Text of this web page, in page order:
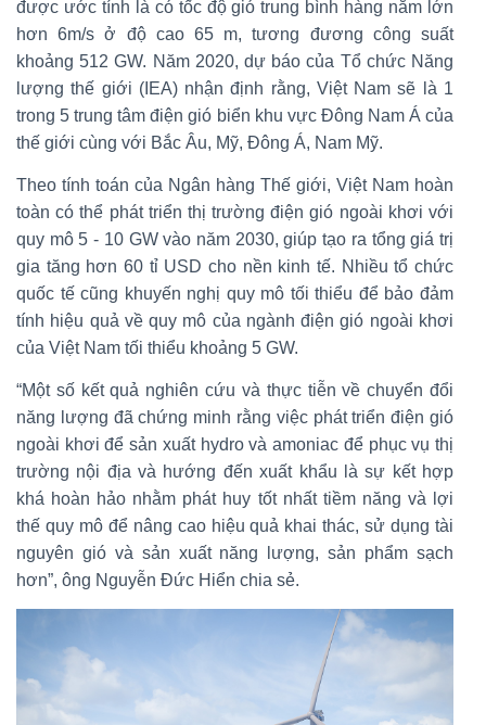
được ước tính là có tốc độ gió trung bình hàng năm lớn
hơn 6m/s ở độ cao 65 m, tương đương công suất
khoảng 512 GW. Năm 2020, dự báo của Tổ chức Năng
lượng thế giới (IEA) nhận định rằng, Việt Nam sẽ là 1
trong 5 trung tâm điện gió biển khu vực Đông Nam Á của
thế giới cùng với Bắc Âu, Mỹ, Đông Á, Nam Mỹ.
Theo tính toán của Ngân hàng Thế giới, Việt Nam hoàn
toàn có thể phát triển thị trường điện gió ngoài khơi với
quy mô 5 - 10 GW vào năm 2030, giúp tạo ra tổng giá trị
gia tăng hơn 60 tỉ USD cho nền kinh tế. Nhiều tổ chức
quốc tế cũng khuyến nghị quy mô tối thiểu để bảo đảm
tính hiệu quả về quy mô của ngành điện gió ngoài khơi
của Việt Nam tối thiểu khoảng 5 GW.
“Một số kết quả nghiên cứu và thực tiễn về chuyển đổi
năng lượng đã chứng minh rằng việc phát triển điện gió
ngoài khơi để sản xuất hydro và amoniac để phục vụ thị
trường nội địa và hướng đến xuất khẩu là sự kết hợp
khá hoàn hảo nhằm phát huy tốt nhất tiềm năng và lợi
thế quy mô để nâng cao hiệu quả khai thác, sử dụng tài
nguyên gió và sản xuất năng lượng, sản phẩm sạch
hơn”, ông Nguyễn Đức Hiển chia sẻ.